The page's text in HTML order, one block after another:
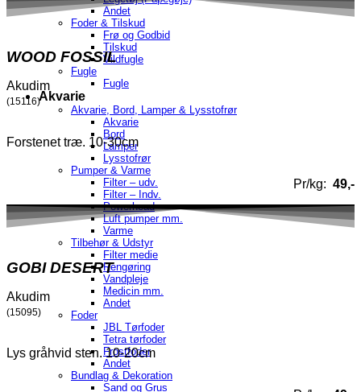
Andet
Foder & Tilskud
Frø og Godbid
Tilskud
Vildfugle
Fugle
Fugle
Akvarie
Akvarie, Bord, Lamper & Lysstofrør
Akvarie
Bord
Lamper
Lysstofrør
Pumper & Varme
Filter – udv.
Filter – Indv.
Powerhead
Luft pumper mm.
Varme
Tilbehør & Udstyr
Filter medie
Rengøring
Vandpleje
Medicin mm.
Andet
Foder
JBL Tørfoder
Tetra tørfoder
Frostfoder
Andet
Bundlag & Dekoration
Sand og Grus
WOOD FOSSIL
Akudim
(15116)
Forstenet træ. 10-30cm
Pr/kg: 49,-
GOBI DESERT
Akudim
(15095)
Lys gråhvid sten. 10-20cm